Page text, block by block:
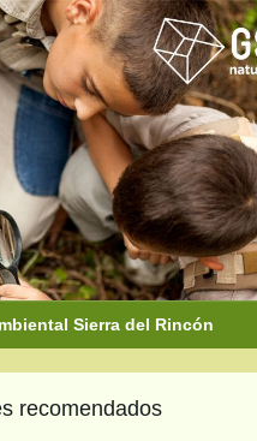
Sierra del Rincón
recomendados